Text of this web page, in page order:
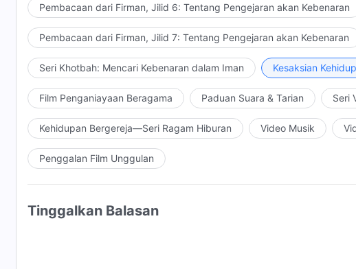
Pembacaan dari Firman, Jilid 6: Tentang Pengejaran akan Kebenaran
Pembacaan dari Firman, Jilid 7: Tentang Pengejaran akan Kebenaran
Seri Khotbah: Mencari Kebenaran dalam Iman Kesaksian
Film Penganiayaan Beragama Paduan Suara & Tarian Seri
Kehidupan Bergereja—Seri Ragam Hiburan Video Musik
Penggalan Film Unggulan
Tinggalkan Balasan